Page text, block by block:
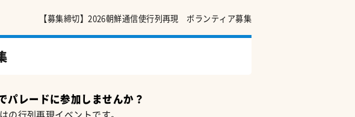
【募集締切】2026朝鮮通信使行列再現 ボランティア募集
パレードに参加しませんか？
の行列再現イベントです。